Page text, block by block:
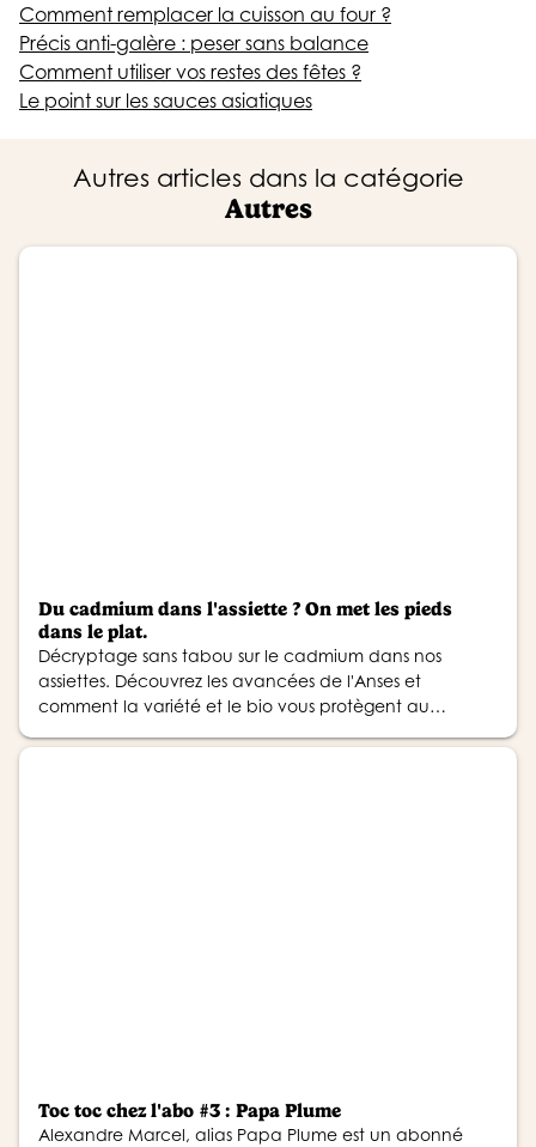
Comment remplacer la cuisson au four ?
Précis anti-galère : peser sans balance
Comment utiliser vos restes des fêtes ?
Le point sur les sauces asiatiques
Autres articles dans la catégorie
Autres
Du cadmium dans l'assiette ? On met les pieds
dans le plat.
Décryptage sans tabou sur le cadmium dans nos
assiettes. Découvrez les avancées de l'Anses et
comment la variété et le bio vous protègent au
Toc toc chez l'abo #3 : Papa Plume
Alexandre Marcel, alias Papa Plume est un abonné